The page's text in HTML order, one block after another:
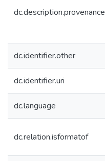
dc.description.provenance
dc.identifier.other
dc.identifier.uri
dc.language
dc.relation.isformatof